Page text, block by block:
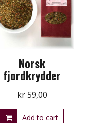
Norsk
fjordkrydder
kr59,00
Add to cart